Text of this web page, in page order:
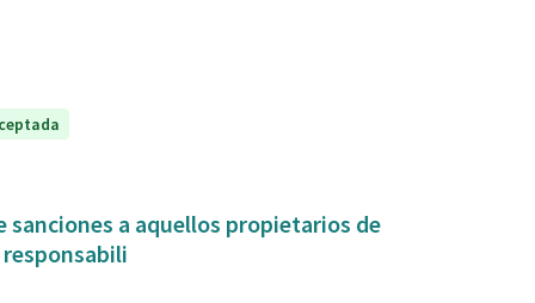
sanciones a aquellos propietarios de
responsabili